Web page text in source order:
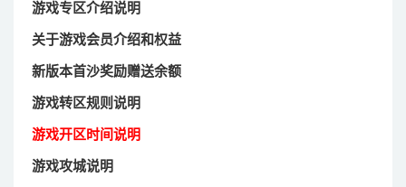
游戏专区介绍说明
关于游戏会员介绍和权益
新版本首沙奖励赠送余额
游戏转区规则说明
游戏开区时间说明
游戏攻城说明